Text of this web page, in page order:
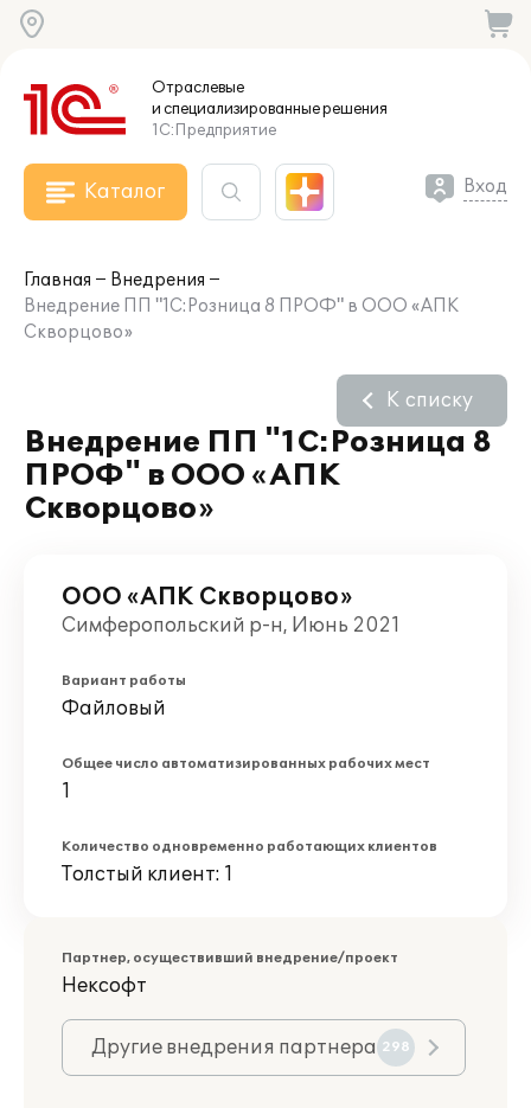
Отраслевые
и специализированныерешения
1С:Предприятие
Каталог Вход
Главная
Внедрения
Внедрение ПП "1С:Розница 8 ПРОФ" в ООО «АПК
Скворцово»
Внедрение ПП "1С:Розница 8
ПРОФ" в ООО «АПК
Скворцово»
К списку
ООО «АПК Скворцово»
Симферопольский р-н, Июнь 2021
Вариант работы
Файловый
Общее число автоматизированных рабочих мест
1
Количество одновременно работающих клиентов
Толстый клиент: 1
Партнер, осуществивший внедрение/проект
Нексофт
Другие внедрения партнера 298